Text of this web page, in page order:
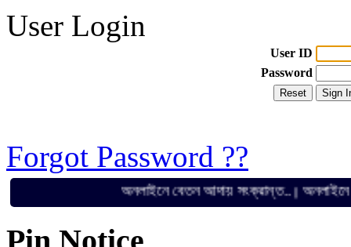
User Login
User ID
Password
Forgot Password ??
অনলাইনে বেতন আদায় সংক্রান্ত..||অনলাইনে বেতন